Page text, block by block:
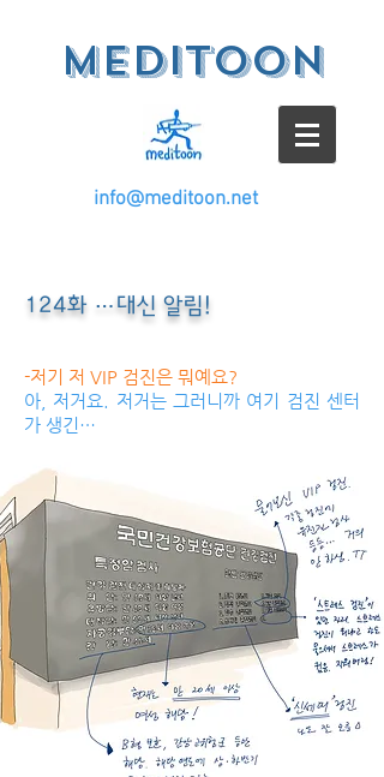
meditoon
info@meditoon.net
124화 …대신 알림!
-저기 저 VIP 검진은 뭐예요?
아, 저거요. 저거는 그러니까 여기 검진 센터
가 생긴…